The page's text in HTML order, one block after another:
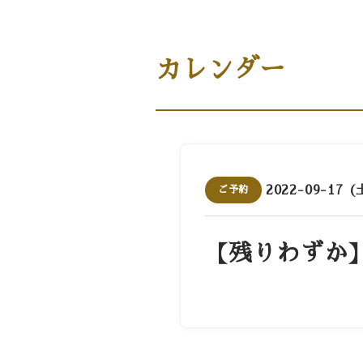
カレンダー
ご予約 2022-09-17 (
【残りわずか